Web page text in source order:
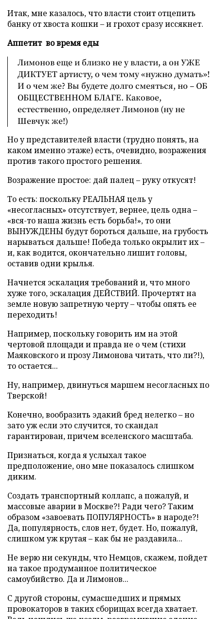
Итак, мне казалось, что власти стоит отцепить
банку от хвоста кошки – и грохот сразу иссякнет.
Аппетит во время еды
Лимонов еще и близко не у власти, а он УЖЕ
ДИКТУЕТ артисту, о чем тому «нужно думать»!
И о чем же? Вы будете долго смеяться, но – ОБ
ОБЩЕСТВЕННОМ БЛАГЕ. Каковое,
естественно, определяет Лимонов (ну не
Шевчук же!)
Но у представителей власти (трудно понять, на
каком именно этаже) есть, очевидно, возражения
против такого простого решения.
Возражение простое: дай палец – руку откусят!
То есть: поскольку РЕАЛЬНАЯ цель у
«несогласных» отсутствует, вернее, цель одна –
«вся-то наша жизнь есть борьба!», то они
ВЫНУЖДЕНЫ будут бороться дальше, на грубость
нарываться дальше! Победа только окрылит их –
и, как водится, окончательно лишит головы,
оставив одни крылья.
Начнется эскалация требований и, что много
хуже того, эскалация ДЕЙСТВИЙ. Прочертят на
земле новую запретную черту – чтобы опять ее
переходить!
Например, поскольку говорить им на этой
чертовой площади и правда не о чем (стихи
Маяковского и прозу Лимонова читать, что ли?!),
то остается...
Ну, например, двинуться маршем несогласных по
Тверской!
Конечно, вообразить эдакий бред нелегко – но
зато уж если это случится, то скандал
гарантирован, причем вселенского масштаба.
Признаться, когда я услыхал такое
предположение, оно мне показалось слишком
диким.
Создать транспортный коллапс, а пожалуй, и
массовые аварии в Москве?! Ради чего? Таким
образом «завоевать ПОПУЛЯРНОСТЬ» в народе?!
Да, популярность, слов нет, будет. Но, пожалуй,
слишком уж крутая – как бы не раздавила...
Не верю ни секунды, что Немцов, скажем, пойдет
на такое продуманное политическое
самоубийство. Да и Лимонов...
С другой стороны, сумасшедших и прямых
провокаторов в таких сборищах всегда хватает.